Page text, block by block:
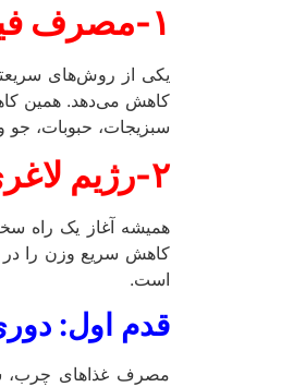
۱-مصرف فیبر
یکی از روش‌های
کاهش می‌دهد. همین
سبزیجات، حبوبات،
۲-رژیم لاغری سریع شکم و پهلو در سه روز
همیشه آغاز یک راه
کاهش سریع وزن را در
است.
قدم اول:
مصرف غذاهای چرب،